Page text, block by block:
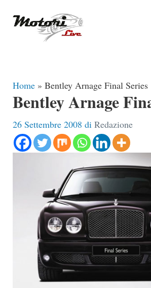
Home » Bentley Arnage Final Series
Bentley Arnage
26 Settembre 2008 di Redazione